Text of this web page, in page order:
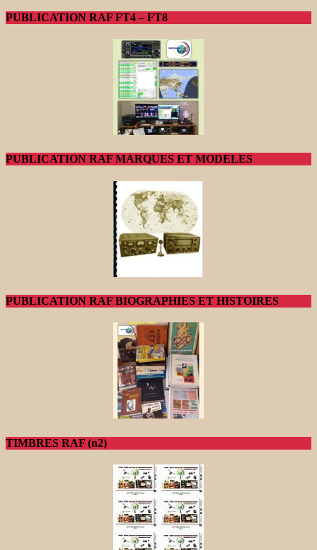
PUBLICATION RAF FT4 – FT8
PUBLICATION RAF MARQUES ET MODELES
PUBLICATION RAF BIOGRAPHIES ET HISTOIRES
TIMBRES RAF (n2)